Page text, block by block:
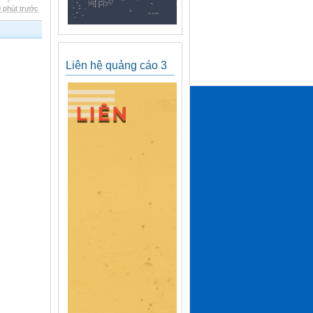
phút trước
Liên hệ quảng cáo 3